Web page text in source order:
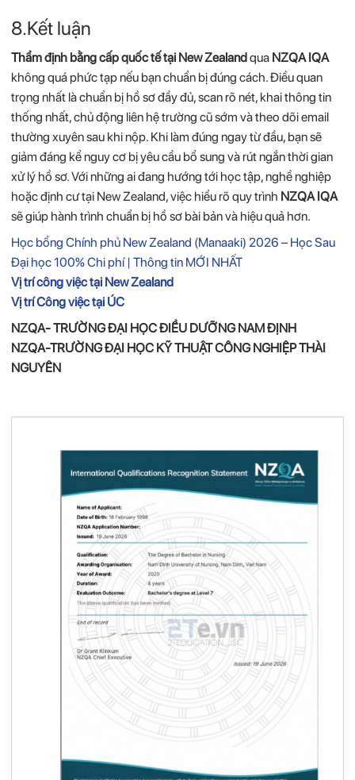
8.Kết luận
Thẩmđịnh bằngcấpquốctếtại NewZealandqua NZQAIQA
khôngquáphứctạpnếu bạnchuẩn bịđúngcách.Điềuquan
trọngnhất làchuẩn bị hồsơđầyđủ,scanrõnét, khaithôngtin
thốngnhất,chủđộng liên hệtrườngcũsớmvàtheodõiemail
thườngxuyênsau khinộp. Khi làmđúngngaytừđầu, bạnsẽ
giảmđáng kểnguycơ bịyêucầu bổsungvàrútngắnthờigian
xửlý hồsơ.Vớinhữngaiđang hướngtới họctập,nghềnghiệp
hoặcđịnhcưtại New Zealand,việc hiểurõquytrình NZQAIQA
sẽgiúp hànhtrìnhchuẩn bị hồsơ bài bảnvà hiệuquả hơn.
Học bổng Chính phủ New Zealand (Manaaki) 2026 – Học Sau
Đại học 100% Chi phí | Thông tin MỚI NHẤT
Vị trí công việc tại New Zealand
Vị trí Công việc tại ÚC
NZQA- TRƯỜNG ĐẠI HỌC ĐIỀU DƯỠNG NAM ĐỊNH
NZQA-TRƯỜNG ĐẠI HỌC KỸ THUẬT CÔNG NGHIỆP THÀI
NGUYÊN